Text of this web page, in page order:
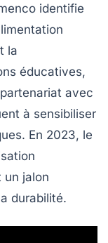
identifie
la
éducatives,
avec
à sensibiliser
En 2023, le
un jalon
durabilité.